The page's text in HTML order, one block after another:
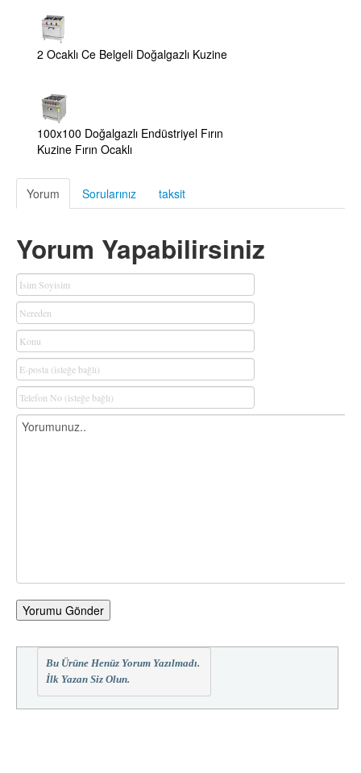
2 Ocaklı Ce Belgeli Doğalgazlı Kuzine
100x100 Doğalgazlı Endüstriyel Fırın
Kuzine Fırın Ocaklı
Yorum Sorularınız taksit
Yorum Yapabilirsiniz
Yorumu Gönder
Bu Ürüne Henüz Yorum Yazılmadı.
İlk Yazan Siz Olun.